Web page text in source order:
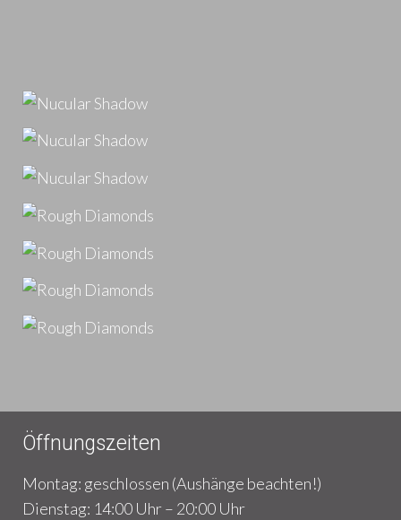
Öffnungszeiten
Montag: geschlossen (Aushänge beachten!)
Dienstag: 14:00 Uhr – 20:00 Uhr